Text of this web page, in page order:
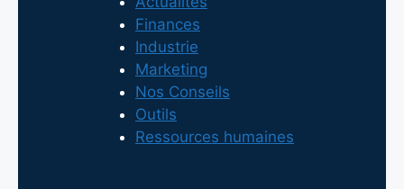
Finances
Industrie
Marketing
Nos Conseils
Outils
Ressources humaines